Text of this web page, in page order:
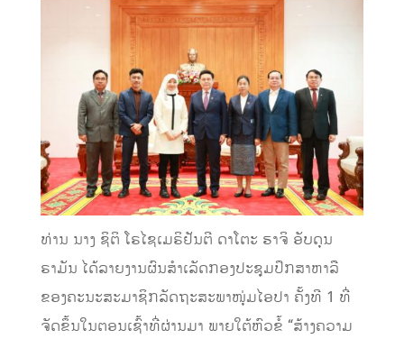
ທ່ານ ນາງ ຊິຕິ ໂຣໄຊເມຣິຢັນຕີ ດາໂຕະ ຮາຈິ ອັບດຸນ
ຣາມັນ ໄດ້ລາຍງານຜົນສຳເລັດກອງປະຊຸມປຶກສາຫາລື
ຂອງຄະນະສະມາຊິກລັດຖະສະພາໜຸ່ມໄອປາ ຄັ້ງທີ 1 ທີ່
ຈັດຂຶ້ນໃນຕອນເຊົ້າທີ່ຜ່ານມາ ພາຍໃຕ້ຫົວຂໍ້ “ສ້າງຄວາມ